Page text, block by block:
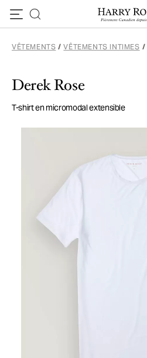
VÊTEMENTS / VÊTEMENTS INTIMES /
Derek Rose
T-shirt en micromodal extensible